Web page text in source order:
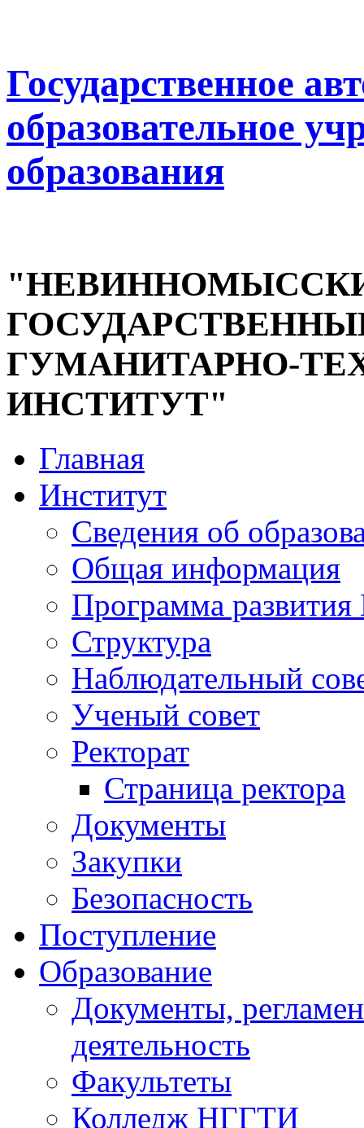
Государственное
образовательное
образования
ГУМАНИТАРНО-
ИНСТИТУТ"
Главная
Институт
Сведения об
Общая информация
Программа
Структура
Наблюдательный
Ученый совет
Ректорат
Страница ректора
Документы
Закупки
Безопасность
Поступление
Образование
Документы,
деятельность
Факультеты
Колледж НГГТИ